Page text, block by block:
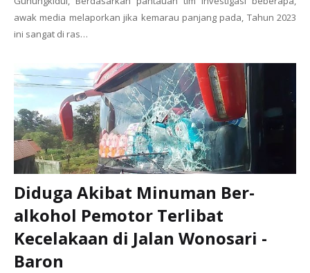
awak media melaporkan jika kemarau panjang pada, Tahun 2023
ini sangat di ras…
Diduga Akibat Minuman Ber-
alkohol Pemotor Terlibat
Kecelakaan di Jalan Wonosari -
Baron